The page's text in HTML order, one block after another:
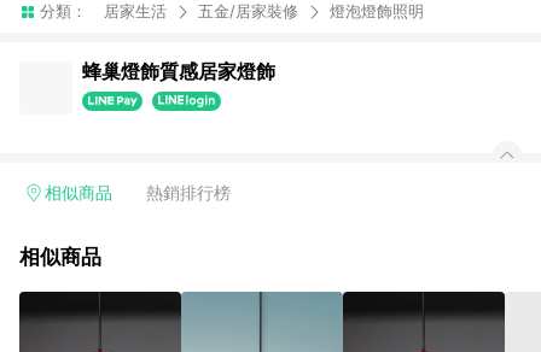
分類： 居家生活 五金/居家裝修 燈泡燈飾照明
蜂巢燈飾質感居家燈飾
相似商品 熱銷排行榜
相似商品